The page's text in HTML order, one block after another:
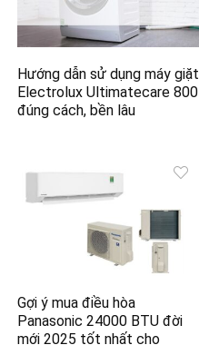
Hướng dẫn sử dụng máy giặt
Electrolux Ultimatecare 800
đúng cách, bền lâu
Gợi ý mua điều hòa
Panasonic 24000 BTU đời
mới 2025 tốt nhất cho